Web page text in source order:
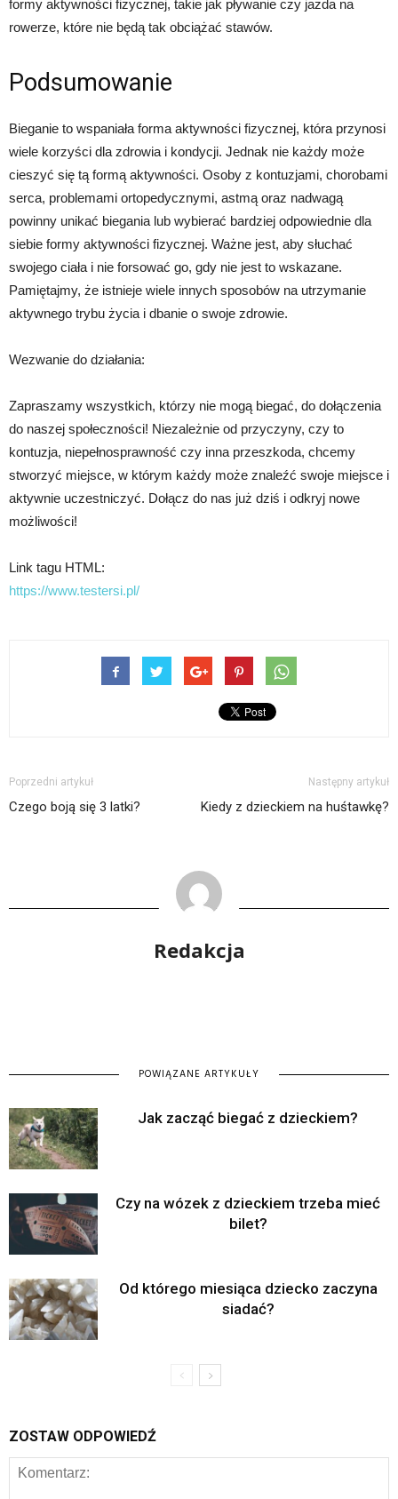
formy aktywności fizycznej, takie jak pływanie czy jazda na
rowerze, które nie będą tak obciążać stawów.
Podsumowanie
Bieganie to wspaniała forma aktywności fizycznej, która przynosi
wiele korzyści dla zdrowia i kondycji. Jednak nie każdy może
cieszyć się tą formą aktywności. Osoby z kontuzjami, chorobami
serca, problemami ortopedycznymi, astmą oraz nadwagą
powinny unikać biegania lub wybierać bardziej odpowiednie dla
siebie formy aktywności fizycznej. Ważne jest, aby słuchać
swojego ciała i nie forsować go, gdy nie jest to wskazane.
Pamiętajmy, że istnieje wiele innych sposobów na utrzymanie
aktywnego trybu życia i dbanie o swoje zdrowie.
Wezwanie do działania:
Zapraszamy wszystkich, którzy nie mogą biegać, do dołączenia
do naszej społeczności! Niezależnie od przyczyny, czy to
kontuzja, niepełnosprawność czy inna przeszkoda, chcemy
stworzyć miejsce, w którym każdy może znaleźć swoje miejsce i
aktywnie uczestniczyć. Dołącz do nas już dziś i odkryj nowe
możliwości!
Link tagu HTML:
https://www.testersi.pl/
Poprzedni artykuł
Czego boją się 3 latki?
Następny artykuł
Kiedy z dzieckiem na huśtawkę?
Redakcja
POWIĄZANE ARTYKUŁY
Jak zacząć biegać z dzieckiem?
Czy na wózek z dzieckiem trzeba mieć
bilet?
Od którego miesiąca dziecko zaczyna
siadać?
ZOSTAW ODPOWIEDŹ